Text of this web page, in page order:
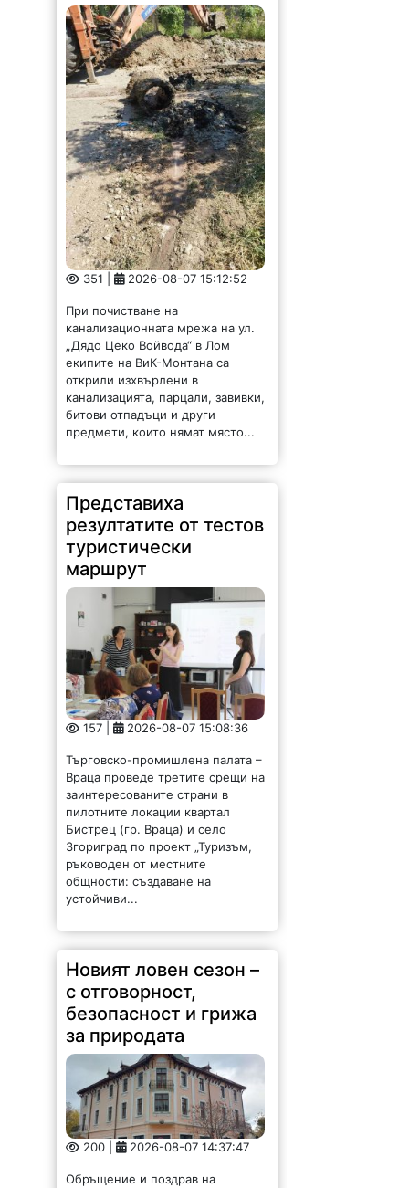
351 | 2026-08-07 15:12:52
При почистване на
канализационната мрежа на ул.
„Дядо Цеко Войвода“ в Лом
екипите на ВиК-Монтана са
открили изхвърлени в
канализацията, парцали, завивки,
битови отпадъци и други
предмети, които нямат място...
Представиха
резултатите от тестов
туристически
маршрут
157 | 2026-08-07 15:08:36
Търговско-промишлена палата –
Враца проведе третите срещи на
заинтересованите страни в
пилотните локации квартал
Бистрец (гр. Враца) и село
Згориград по проект „Туризъм,
ръководен от местните
общности: създаване на
устойчиви...
Новият ловен сезон –
с отговорност,
безопасност и грижа
за природата
200 | 2026-08-07 14:37:47
Обръщение и поздрав на